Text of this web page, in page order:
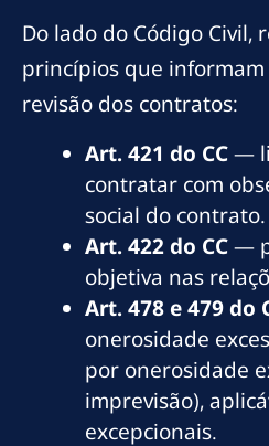
Do lado do Código Civil,
princípios que
revisão dos contratos:
Art. 421 do CC—
contratar com
social do contrato.
Art. 422 do CC—
objetiva nas
Art. 478 e 479 do
onerosidade
por onerosidade
imprevisão),
excepcionais.